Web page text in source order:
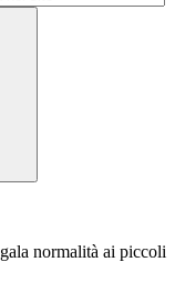
normalità ai piccoli